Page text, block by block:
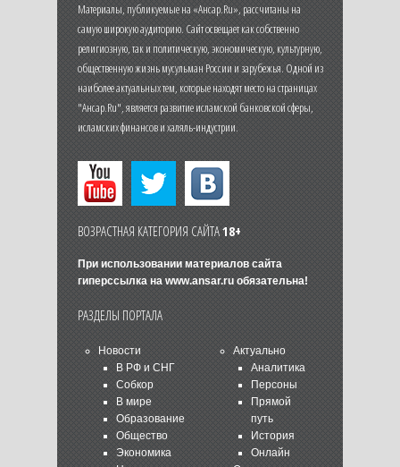
Материалы, публикуемые на «Ансар.Ru», рассчитаны на
самую широкую аудиторию. Сайт освещает как собственно
религиозную, так и политическую, экономическую, культурную,
общественную жизнь мусульман России и зарубежья. Одной из
наиболее актуальных тем, которые находят место на страницах
"Ансар.Ru", является развитие исламской банковской сферы,
исламских финансов и халяль-индустрии.
ВОЗРАСТНАЯ КАТЕГОРИЯ САЙТА18+
При использовании материалов сайта
гиперссылка на www.ansar.ruобязательна!
РАЗДЕЛЫ ПОРТАЛА
Новости
В РФ и СНГ
Собкор
В мире
Образование
Общество
Экономика
Актуально
Аналитика
Персоны
Прямой
путь
История
Онлайн